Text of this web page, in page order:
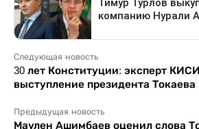
Следующая новость
30 лет Конституции: эксперт
выступление президента Токаева
Предыдущая новость
Маулен Ашимбаев оценил слова